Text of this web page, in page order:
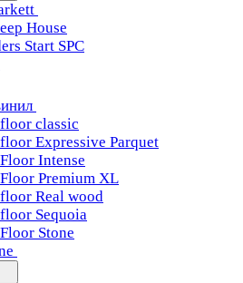
House
Start SPC
classic
Expressive Parquet
Intense
Premium XL
Real wood
Sequoia
Stone